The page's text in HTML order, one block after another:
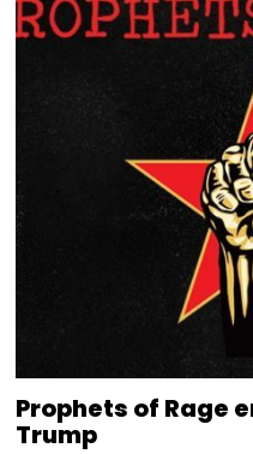
Prophets of Rage
Trump